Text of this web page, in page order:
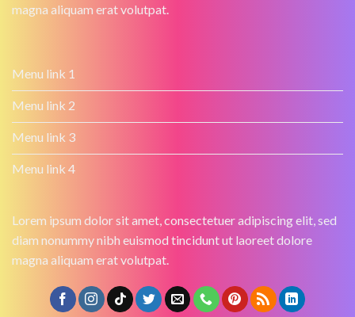
magna aliquam erat volutpat.
Menu link 1
Menu link 2
Menu link 3
Menu link 4
Lorem ipsum dolor sit amet, consectetuer adipiscing elit, sed
diam nonummy nibh euismod tincidunt ut laoreet dolore
magna aliquam erat volutpat.